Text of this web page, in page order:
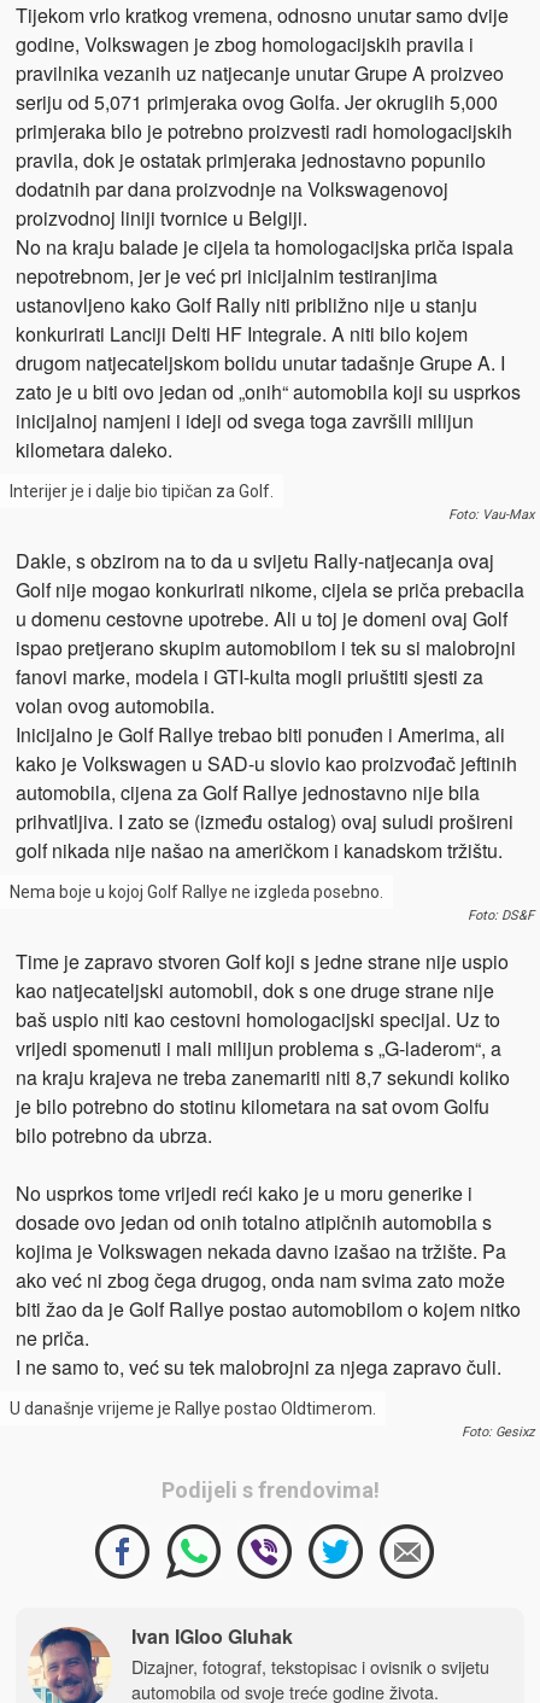
Tijekom vrlo kratkog vremena, odnosno unutar samo dvije
godine, Volkswagen je zbog homologacijskih pravila i
pravilnika vezanih uz natjecanje unutar Grupe A proizveo
seriju od 5,071 primjeraka ovog Golfa. Jer okruglih 5,000
primjeraka bilo je potrebno proizvesti radi homologacijskih
pravila, dok je ostatak primjeraka jednostavno popunilo
dodatnih par dana proizvodnje na Volkswagenovoj
proizvodnoj liniji tvornice u Belgiji.
No na kraju balade je cijela ta homologacijska priča ispala
nepotrebnom, jer je već pri inicijalnim testiranjima
ustanovljeno kako Golf Rally niti približno nije u stanju
konkurirati Lanciji Delti HF Integrale. A niti bilo kojem
drugom natjecateljskom bolidu unutar tadašnje Grupe A. I
zato je u biti ovo jedan od „onih“ automobila koji su usprkos
inicijalnoj namjeni i ideji od svega toga završili milijun
kilometara daleko.
Interijer je i dalje bio tipičan za Golf.
Foto: Vau-Max
Dakle, s obzirom na to da u svijetu Rally-natjecanja ovaj
Golf nije mogao konkurirati nikome, cijela se priča prebacila
u domenu cestovne upotrebe. Ali u toj je domeni ovaj Golf
ispao pretjerano skupim automobilom i tek su si malobrojni
fanovi marke, modela i GTI-kulta mogli priuštiti sjesti za
volan ovog automobila.
Inicijalno je Golf Rallye trebao biti ponuđen i Amerima, ali
kako je Volkswagen u SAD-u slovio kao proizvođač jeftinih
automobila, cijena za Golf Rallye jednostavno nije bila
prihvatljiva. I zato se (između ostalog) ovaj suludi prošireni
golf nikada nije našao na američkom i kanadskom tržištu.
Nema boje u kojoj Golf Rallye ne izgleda posebno.
Foto: DS&F
Time je zapravo stvoren Golf koji s jedne strane nije uspio
kao natjecateljski automobil, dok s one druge strane nije
baš uspio niti kao cestovni homologacijski specijal. Uz to
vrijedi spomenuti i mali milijun problema s „G-laderom“, a
na kraju krajeva ne treba zanemariti niti 8,7 sekundi koliko
je bilo potrebno do stotinu kilometara na sat ovom Golfu
bilo potrebno da ubrza.
No usprkos tome vrijedi reći kako je u moru generike i
dosade ovo jedan od onih totalno atipičnih automobila s
kojima je Volkswagen nekada davno izašao na tržište. Pa
ako već ni zbog čega drugog, onda nam svima zato može
biti žao da je Golf Rallye postao automobilom o kojem nitko
ne priča.
I ne samo to, već su tek malobrojni za njega zapravo čuli.
U današnje vrijeme je Rallye postao Oldtimerom.
Foto: Gesixz
Podijeli s frendovima!
Ivan IGloo Gluhak
Dizajner, fotograf, tekstopisac i ovisnik o svijetu
automobila od svoje treće godine života.